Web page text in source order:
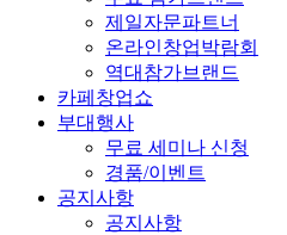
제일자문파트너
온라인창업박람회
역대참가브랜드
카페창업쇼
부대행사
무료 세미나 신청
경품/이벤트
공지사항
공지사항